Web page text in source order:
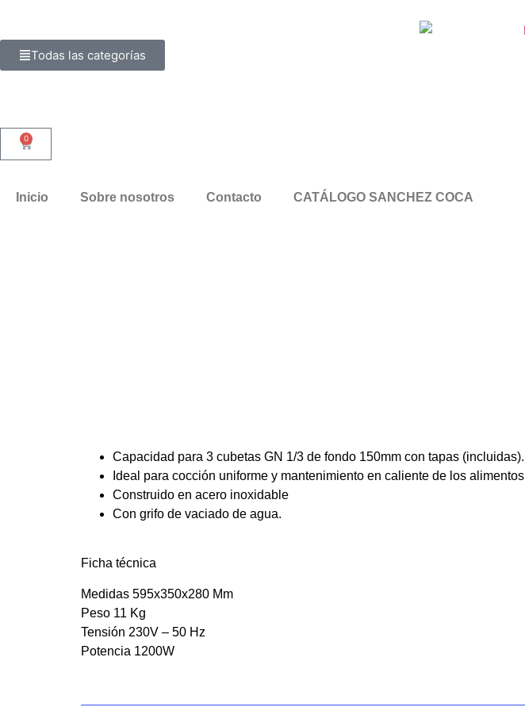
Todas las categorías
0
Inicio Sobre nosotros Contacto CATÁLOGO SANCHEZ COCA
Capacidad para 3 cubetas GN 1/3 de fondo 150mm con tapas (incluidas).
Ideal para cocción uniforme y mantenimiento en caliente de los alimentos
Construido en acero inoxidable
Con grifo de vaciado de agua.
Ficha técnica
Medidas 595x350x280 Mm
Peso 11 Kg
Tensión 230V – 50 Hz
Potencia 1200W